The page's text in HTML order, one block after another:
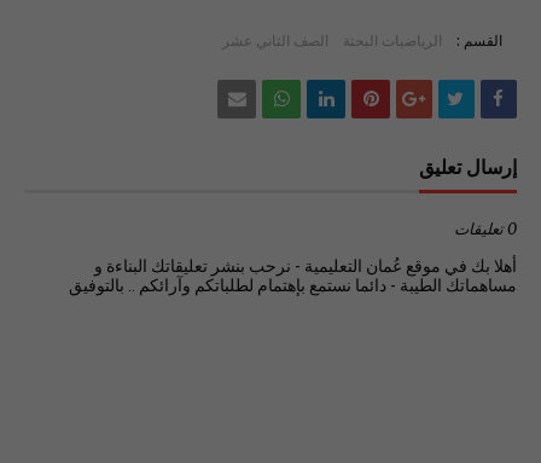
القسم : الرياضيات البحتة الصف الثاني عشر
إرسال تعليق
0 تعليقات
أهلا بك في موقع عُمان التعليمية - نرحب بنشر تعليقاتك البناءة و
مساهماتك الطيبة - دائما نستمع بإهتمام لطلباتكم وآرائكم .. بالتوفيق